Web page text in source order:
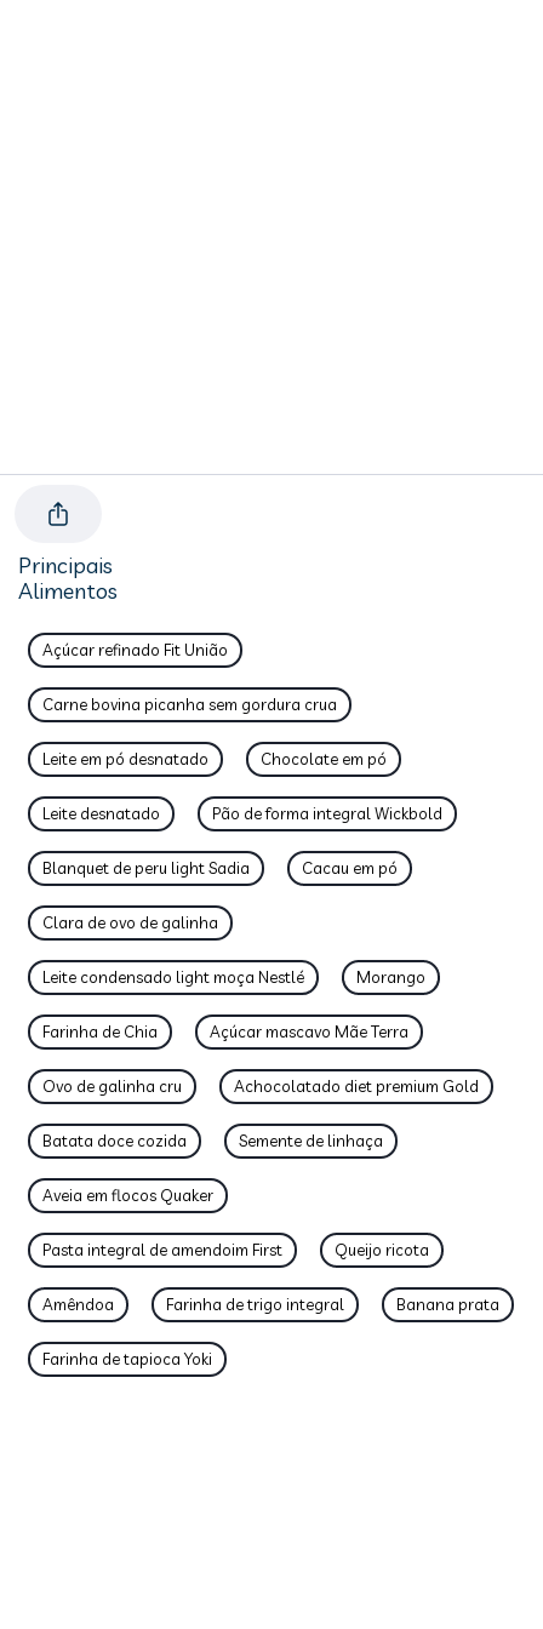
Principais
Alimentos
Açúcar refinado Fit União
Carne bovina picanha sem gordura crua
Leite em pó desnatado Chocolate em pó
Leite desnatado Pão de forma integral Wickbold
Blanquet de peru light Sadia Cacau em pó
Clara de ovo de galinha
Leite condensado light moça Nestlé Morango
Farinha de Chia Açúcar mascavo Mãe Terra
Ovo de galinha cru Achocolatado diet premium Gold
Batata doce cozida Semente de linhaça
Aveia em flocos Quaker
Pasta integral de amendoim First Queijo ricota
Amêndoa Farinha de trigo integral Banana prata
Farinha de tapioca Yoki